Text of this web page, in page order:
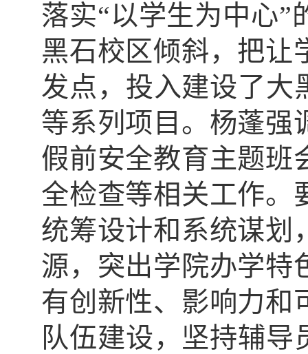
落实“以学生为中心
黑石校区倾斜，把让
发点，投入建设了大
等系列项目。杨蓬强
假前安全教育主题班
全检查等相关工作。
统筹设计和系统谋划
源，突出学院办学特
有创新性、影响力和
队伍建设，坚持辅导